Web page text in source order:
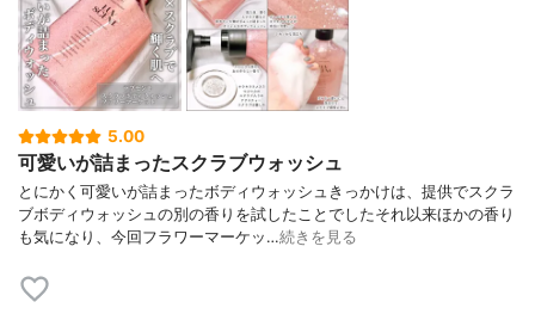
5.00
可愛いが詰まったスクラブウォッシュ
とにかく可愛いが詰まったボディウォッシュきっかけは、提供でスクラ
ブボディウォッシュの別の香りを試したことでしたそれ以来ほかの香り
も気になり、今回フラワーマーケッ…続きを見る